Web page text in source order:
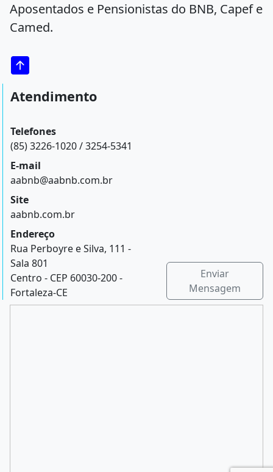
Aposentados e Pensionistas do BNB, Capef e
Camed.
Atendimento
Telefones
(85) 3226-1020 / 3254-5341
E-mail
aabnb@aabnb.com.br
Site
aabnb.com.br
Endereço
Rua Perboyre e Silva, 111 -
Sala 801
Centro - CEP 60030-200 -
Fortaleza-CE
Enviar
Mensagem